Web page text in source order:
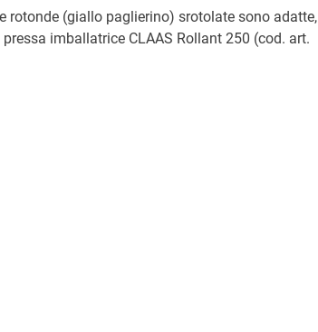
rotonde (giallo paglierino) srotolate sono adatte,
imballatrice CLAAS Rollant 250 (cod. art.